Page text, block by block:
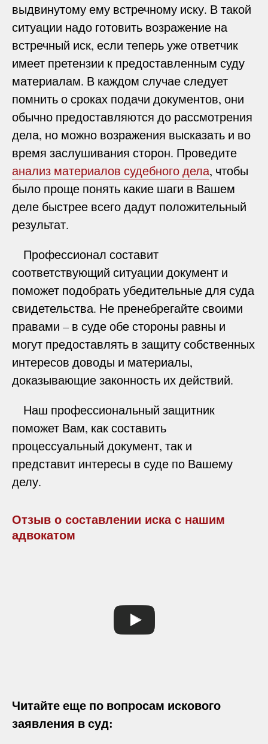
выдвинутому ему встречному иску. В такой
ситуации надо готовить возражение на
встречный иск, если теперь уже ответчик
имеет претензии к предоставленным суду
материалам. В каждом случае следует
помнить о сроках подачи документов, они
обычно предоставляются до рассмотрения
дела, но можно возражения высказать и во
время заслушивания сторон. Проведите
анализ материалов судебного дела, чтобы
было проще понять какие шаги в Вашем
деле быстрее всего дадут положительный
результат.
Профессионал составит
соответствующий ситуации документ и
поможет подобрать убедительные для суда
свидетельства. Не пренебрегайте своими
правами – в суде обе стороны равны и
могут предоставлять в защиту собственных
интересов доводы и материалы,
доказывающие законность их действий.
Наш профессиональный защитник
поможет Вам, как составить
процессуальный документ, так и
представит интересы в суде по Вашему
делу.
Отзыв о составлении иска с нашим
адвокатом
Читайте еще по вопросам искового
заявления в суд: